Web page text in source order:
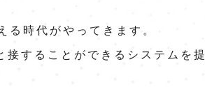
る時代がやってきます。
することができるシステムを提